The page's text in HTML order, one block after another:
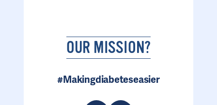
OUR MISSION?
#Makingdiabeteseasier